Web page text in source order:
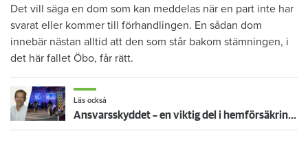
Det vill säga en dom som kan meddelas när en part inte har
svarat eller kommer till förhandlingen. En sådan dom
innebär nästan alltid att den som står bakom stämningen, i
det här fallet Öbo, får rätt.
Läs också
Ansvarsskyddet – en viktig del i hemförsäkringen